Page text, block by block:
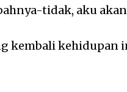
tidak, aku
kembali kehidupan